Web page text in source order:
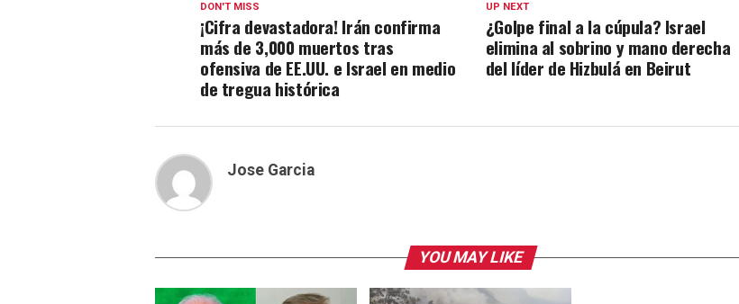
UP NEXT
¿Golpe final a la cúpula? Israel
elimina al sobrino y mano derecha
del líder de Hizbulá en Beirut
DON'T MISS
¡Cifra devastadora! Irán confirma
más de 3,000 muertos tras
ofensiva de EE.UU. e Israel en medio
de tregua histórica
Jose Garcia
YOU MAY LIKE